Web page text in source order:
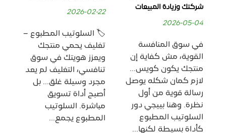
شركتك وزيادة المبيعات
2026-05-04
في سوق المنافسة
القوية، مش كفاية إن
منتجك يكون كويس…
لازم كمان شكله يوصل
رسالة قوية من أول
نظرة. وهنا بييجي دور
السلوتيب المطبوع
كأداة بسيطة لكنها...
2026-02-22
🏷️ السلوتيب المطبوع –
تغليف يحمي منتجك
ويعزز هويتك في سوق
تنافسي، التغليف لم يعد
مجرد وسيلة غلق… بل
أصبح أداة تسويق
مباشرة. السلوتيب
المطبوع يجمع...